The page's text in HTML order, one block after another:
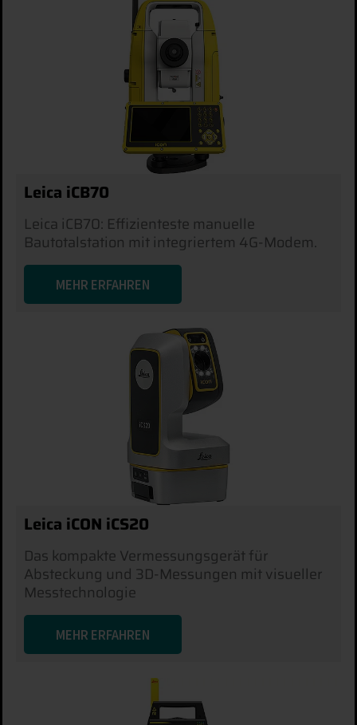
Leica iCB70
Leica iCB70: Effizienteste manuelle
Bautotalstation mit integriertem 4G-Modem.
MEHR ERFAHREN
Leica iCON iCS20
Das kompakte Vermessungsgerät für
Absteckung und 3D-Messungen mit visueller
Messtechnologie
MEHR ERFAHREN